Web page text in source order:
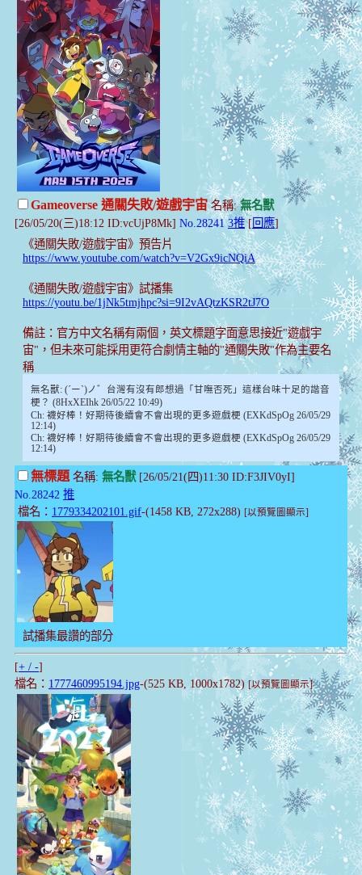
Gameoverse 通關失敗/遊戲宇宙名稱:無名獸
[26/05/20(三)18:12 ID:vcUjP8Mk] No.28241 3推[回應]
《通關失敗/遊戲宇宙》預告片
https://www.youtube.com/watch?v=V2Gx9icNQiA
《通關失敗/遊戲宇宙》試播集
https://youtu.be/1jNk5tmjhpc?si=9I2vAQtzKSR2tJ7O
備註：官方中文名稱有兩個，英文標題字面意思接近"遊戲宇
宙"，但未來可能採用更符合劇情主軸的"通關失敗"作為主要名
稱
無名獸: (´ー`)ノ゛台灣有沒有郎想過「甘嘸否死」這樣台味十足的諧音
梗？ (8HxXEIhk 26/05/22 10:49)
Ch: 襪好棒！好期待後續會不會出現的更多遊戲梗 (EXKdSpOg 26/05/29
12:14)
Ch: 襪好棒！好期待後續會不會出現的更多遊戲梗 (EXKdSpOg 26/05/29
12:14)
無標題名稱: 無名獸[26/05/21(四)11:30 ID:F3JIV0yI]
No.28242 推
檔名： 1779334202101.gif-(1458 KB, 272x288) [以預覽圖顯示]
試播集最讚的部分
[+ / -]
檔名： 1777460995194.jpg-(525 KB, 1000x1782)[以預覽圖顯示]